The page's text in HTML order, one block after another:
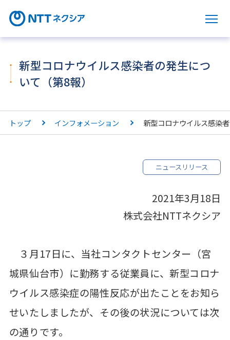
サ
新型コロナウイルス感染者の発生につ
いて（第8報）
トップ インフォメーション 新型コロナウイルス感染
ニュースリリース
2021年3月18日
株式会社NTTネクシア
３月17日に、当社コンタクトセンター（宮
城県仙台市）に勤務する従業員に、新型コロナ
ウイルス感染症の陽性反応が出たことをお知ら
せいたしましたが、その後の状況については次
の通りです。